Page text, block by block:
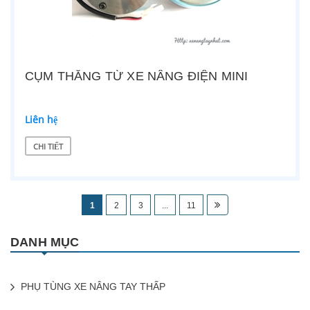
CỤM THẮNG TỪ XE NÂNG ĐIỆN MINI
Liên hệ
CHI TIẾT
1 2 3 ... 11
DANH MỤC
PHỤ TÙNG XE NÂNG TAY THẤP